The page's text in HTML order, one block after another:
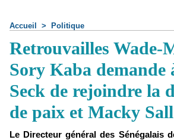
Accueil > Politique
Retrouvailles Wade-
Sory Kaba demande
Seck de rejoindre la
de paix et Macky Sall
Le Directeur général des Sénégalais